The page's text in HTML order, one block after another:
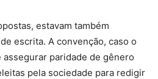
estavam também
escrita. A convenção, caso o
assegurar paridade de gênero
pela sociedade para redigir